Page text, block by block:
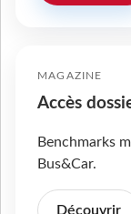
MAGAZINE
Accès
Benchmarks
Bus&Car.
Découvrir